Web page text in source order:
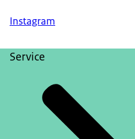
Instagram
Service